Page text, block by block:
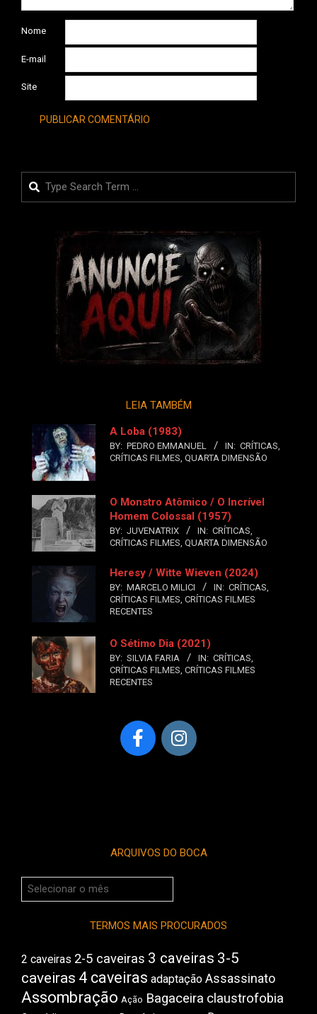
Nome
E-mail
Site
Search
LEIA TAMBÉM
A Loba (1983)
BY: PEDRO EMMANUEL IN: CRÍTICAS,
CRÍTICAS FILMES, QUARTA DIMENSÃO
O Monstro Atômico / O Incrível
Homem Colossal (1957)
BY: JUVENATRIX IN: CRÍTICAS,
CRÍTICAS FILMES, QUARTA DIMENSÃO
Heresy / Witte Wieven (2024)
BY: MARCELO MILICI IN: CRÍTICAS,
CRÍTICAS FILMES, CRÍTICAS FILMES
RECENTES
O Sétimo Dia (2021)
BY: SILVIA FARIA IN: CRÍTICAS,
CRÍTICAS FILMES, CRÍTICAS FILMES
RECENTES
ARQUIVOS DO BOCA
Arquivos
do
TERMOS MAIS PROCURADOS
2 caveiras 2-5 caveiras 3 caveiras 3-5
caveiras 4 caveiras adaptação Assassinato
Assombração Ação Bagaceira claustrofobia